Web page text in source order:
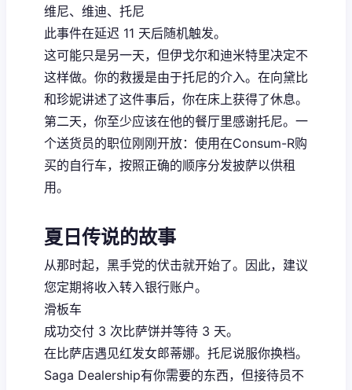
维尼、维迪、托尼
此事件在延迟 11 天后随机触发。
这可能只是另一天，但伊戈尔和迪米特里决定不
这样做。你的救援是由于托尼的介入。在向黛比
和珍妮讲述了这件事后，你在床上获得了休息。
第二天，你至少应该在他的餐厅里感谢托尼。一
个送货员的职位刚刚开放：使用在Consum-R购
买的自行车，按照正确的顺序分发披萨以供租
用。
夏日传说的故事
从那时起，黑手党的伏击就开始了。因此，建议
您定期将收入转入银行账户。
滑板车
成功交付 3 次比萨饼并等待 3 天。
在比萨店遇见红发女郎蒂娜。托尼说服你换档。
Saga Dealership有你需要的东西，但接待员不